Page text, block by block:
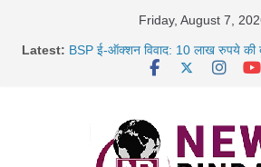
Friday, August 7,
Latest: BSP ई-ऑक्शन विवाद: 10 लाख रुपये की
साइबर ठगी पर दुर्ग पुलिस का बड़ा एक्शन:
गिरफ्तार